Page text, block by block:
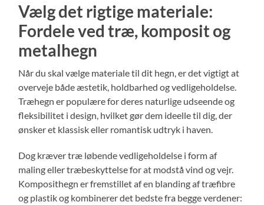
Vælg det rigtige materiale:
Fordele ved træ, komposit og
metalhegn
Når du skal vælge materiale til dit hegn, er det vigtigt at
overveje både æstetik, holdbarhed og vedligeholdelse.
Træhegn er populære for deres naturlige udseende og
fleksibilitet i design, hvilket gør dem ideelle til dig, der
ønsker et klassisk eller romantisk udtryk i haven.
Dog kræver træ løbende vedligeholdelse i form af
maling eller træbeskyttelse for at modstå vind og vejr.
Komposithegn er fremstillet af en blanding af træfibre
og plastik og kombinerer det bedste fra begge verdener: